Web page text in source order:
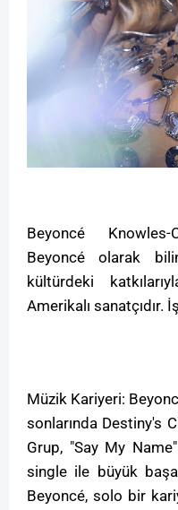
Beyoncé
Beyoncé olarak
kültürdeki
Amerikalı sanatçıdır.
Müzik Kariyeri:
sonlarında Destiny's
Grup, "Say My
single ile büyük
Beyoncé, solo bir